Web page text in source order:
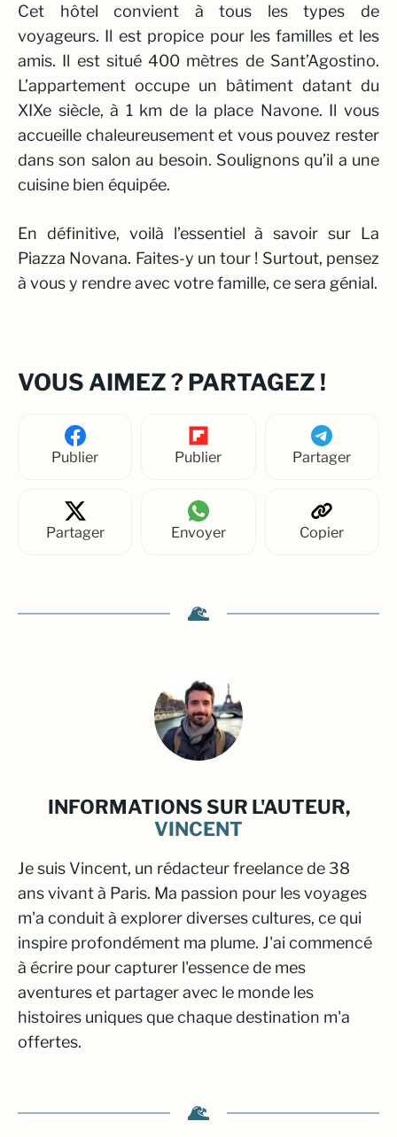
Cet hôtel convient à tous les types de
voyageurs. Il est propice pour les familles et les
amis. Il est situé 400 mètres de Sant’Agostino.
L’appartement occupe un bâtiment datant du
XIXe siècle, à 1 km de la place Navone. Il vous
accueille chaleureusement et vous pouvez rester
dans son salon au besoin. Soulignons qu’il a une
cuisine bien équipée.
En définitive, voilà l’essentiel à savoir sur La
Piazza Novana. Faites-y un tour ! Surtout, pensez
à vous y rendre avec votre famille, ce sera génial.
VOUS AIMEZ ? PARTAGEZ !
Publier Publier Partager
Partager Envoyer Copier
INFORMATIONS SUR L'AUTEUR,
VINCENT
Je suis Vincent, un rédacteur freelance de 38
ans vivant à Paris. Ma passion pour les voyages
m'a conduit à explorer diverses cultures, ce qui
inspire profondément ma plume. J'ai commencé
à écrire pour capturer l'essence de mes
aventures et partager avec le monde les
histoires uniques que chaque destination m'a
offertes.